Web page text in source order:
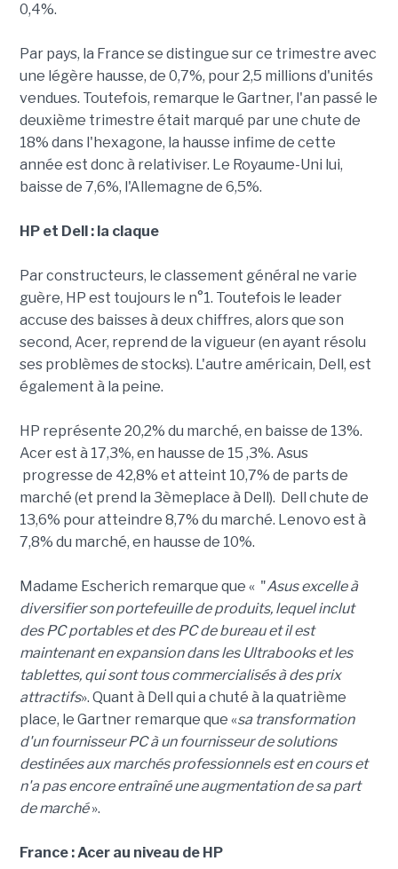
0,4%.
Par pays, la France se distingue sur ce trimestre avec
une légère hausse, de 0,7%, pour 2,5 millions d'unités
vendues. Toutefois, remarque le Gartner, l'an passé le
deuxième trimestre était marqué par une chute de
18% dans l'hexagone, la hausse infime de cette
année est donc à relativiser. Le Royaume-Uni lui,
baisse de 7,6%, l'Allemagne de 6,5%.
HP et Dell : la claque
Par constructeurs, le classement général ne varie
guère, HP est toujours le n°1. Toutefois le leader
accuse des baisses à deux chiffres, alors que son
second, Acer, reprend de la vigueur (en ayant résolu
ses problèmes de stocks). L'autre américain, Dell, est
également à la peine.
HP représente 20,2% du marché, en baisse de 13%.
Acer est à 17,3%, en hausse de 15 ,3%. Asus
progresse de 42,8% et atteint 10,7% de parts de
marché (et prend la 3èmeplace à Dell). Dell chute de
13,6% pour atteindre 8,7% du marché. Lenovo est à
7,8% du marché, en hausse de 10%.
Madame Escherich remarque que « "Asus excelle à
diversifier son portefeuille de produits, lequel inclut
des PC portables et des PC de bureau et il est
maintenant en expansion dans les Ultrabooks et les
tablettes, qui sont tous commercialisés à des prix
attractifs». Quant à Dell qui a chuté à la quatrième
place, le Gartner remarque que «sa transformation
d'un fournisseur PC à un fournisseur de solutions
destinées aux marchés professionnels est en cours et
n'a pas encore entraîné une augmentation de sa part
de marché».
France : Acer au niveau de HP